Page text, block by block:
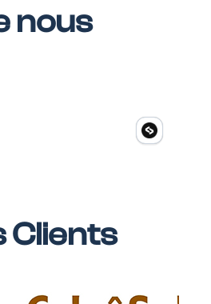
nous
Clients